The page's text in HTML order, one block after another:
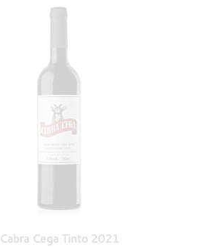
Cabra Cega Tinto 2021